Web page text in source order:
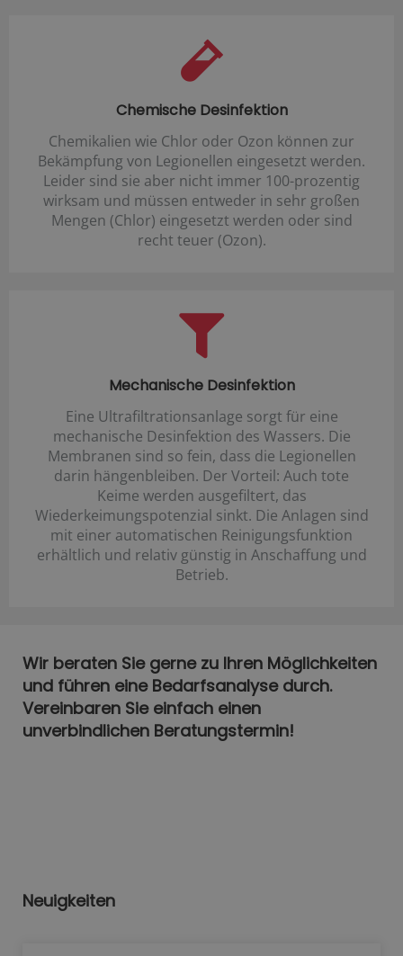
Chemische Desinfektion
Chemikalien wie Chlor oder Ozon können zur
Bekämpfung von Legionellen eingesetzt werden.
Leider sind sie aber nicht immer 100-prozentig
wirksam und müssen entweder in sehr großen
Mengen (Chlor) eingesetzt werden oder sind
recht teuer (Ozon).
Mechanische Desinfektion
Eine Ultrafiltrationsanlage sorgt für eine
mechanische Desinfektion des Wassers. Die
Membranen sind so fein, dass die Legionellen
darin hängenbleiben. Der Vorteil: Auch tote
Keime werden ausgefiltert, das
Wiederkeimungspotenzial sinkt. Die Anlagen sind
mit einer automatischen Reinigungsfunktion
erhältlich und relativ günstig in Anschaffung und
Betrieb.
Wir beraten Sie gerne zu Ihren Möglichkeiten
und führen eine Bedarfsanalyse durch.
Vereinbaren Sie einfach einen
unverbindlichen Beratungstermin!
Neuigkeiten